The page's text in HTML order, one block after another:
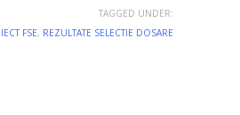
TAGGED UNDER:
FSE, REZULTATE SELECTIE DOSARE